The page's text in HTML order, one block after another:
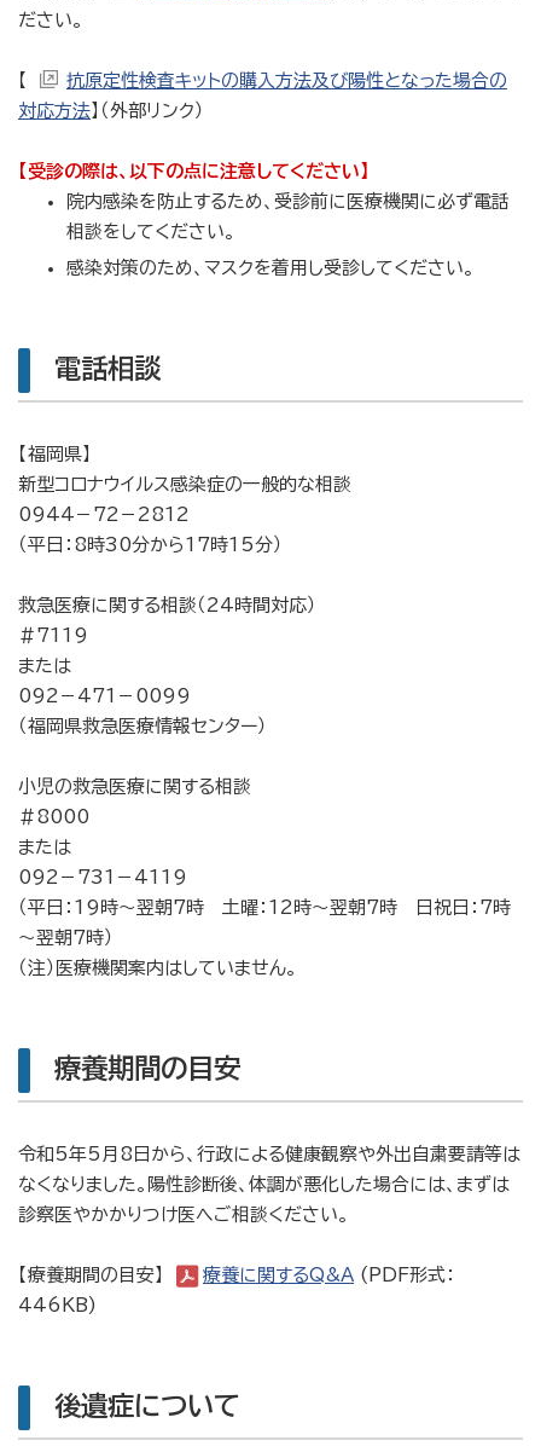
ださい。
【
抗原定性検査キットの購入方法及び陽性となった場合の
対応方法】（外部リンク）
【受診の際は、以下の点に注意してください 】
院内感染を防止するため、受診前に医療機関に必ず電話
相談をしてください。
感染対策のため、マスクを着用し受診してください。
電話相談
【福岡県】
新型コロナウイルス感染症の一般的な相談
0944－72－2812
（平日：8時30分から17時15分）
救急医療に関する相談（24時間対応）
＃7119
または
092－471－0099
（福岡県救急医療情報センター）
小児の救急医療に関する相談
＃8000
または
092－731－4119
（平日：19時～翌朝7時 土曜：12時～翌朝7時 日祝日：7時
～翌朝7時）
（注）医療機関案内はしていません。
療養期間の目安
令和5年5月8日から、行政による健康観察や外出自粛要請等は
なくなりました。陽性診断後、体調が悪化した場合には、まずは
診察医やかかりつけ医へご相談ください。
【療養期間の目安】 療養に関するQ&A (PDF形式：
446KB)
後遺症について